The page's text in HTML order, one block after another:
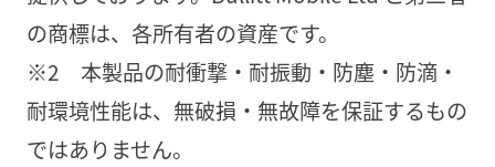
の商標は、各所有者の資産です。
※2 本製品の耐衝撃・耐振動・防塵・防滴・
耐環境性能は、無破損・無故障を保証するもの
ではありません。